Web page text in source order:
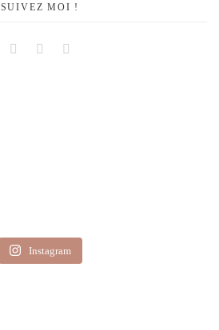
SUIVEZ MOI !
FacebookInstagram
Instagram